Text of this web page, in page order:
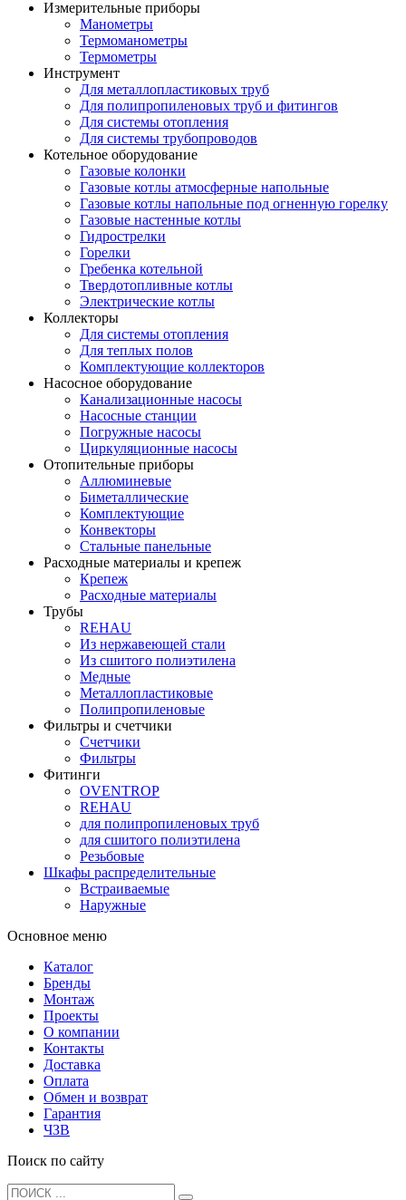
Измерительные приборы
Манометры
Термоманометры
Термометры
Инструмент
Для металлопластиковых труб
Для полипропиленовых труб и фитингов
Для системы отопления
Для системы трубопроводов
Котельное оборудование
Газовые колонки
Газовые котлы атмосферные напольные
Газовые котлы напольные под огненную горелку
Газовые настенные котлы
Гидрострелки
Горелки
Гребенка котельной
Твердотопливные котлы
Электрические котлы
Коллекторы
Для системы отопления
Для теплых полов
Комплектующие коллекторов
Насосное оборудование
Канализационные насосы
Насосные станции
Погружные насосы
Циркуляционные насосы
Отопительные приборы
Аллюминевые
Биметаллические
Комплектующие
Конвекторы
Стальные панельные
Расходные материалы и крепеж
Крепеж
Расходные материалы
Трубы
REHAU
Из нержавеющей стали
Из сшитого полиэтилена
Медные
Металлопластиковые
Полипропиленовые
Фильтры и счетчики
Счетчики
Фильтры
Фитинги
OVENTROP
REHAU
для полипропиленовых труб
для сшитого полиэтилена
Резьбовые
Шкафы распределительные
Встраиваемые
Наружные
Основное меню
Каталог
Бренды
Монтаж
Проекты
О компании
Контакты
Доставка
Оплата
Обмен и возврат
Гарантия
ЧЗВ
Поиск по сайту